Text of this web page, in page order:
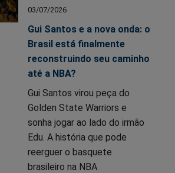
03/07/2026
Gui Santos e a nova onda: o
Brasil está finalmente
reconstruindo seu caminho
até a NBA?
Gui Santos virou peça do
Golden State Warriors e
sonha jogar ao lado do irmão
Edu. A história que pode
reerguer o basquete
brasileiro na NBA